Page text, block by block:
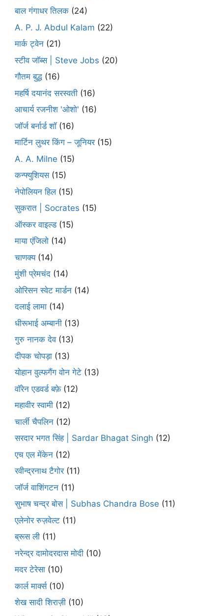
बाल गंगाधर तिलक (24)
A. P. J. Abdul Kalam (22)
मार्क ट्वेन (21)
स्टीव जॉब्स | Steve Jobs (20)
गौतम बुद्ध (16)
महर्षि दयानंद सरस्वती (16)
आचार्य रजनीश 'ओशो' (16)
जॉर्ज बर्नार्ड शॉ(16)
मार्टिन लुथर किंग – जूनियर(15)
A. A. Milne (15)
कन्फ्युशियस(15)
नेपोलियन हिल(15)
सुकरात | Socrates (15)
ऑस्कर वाइल्ड(15)
माया एंजिलो (14)
चाणक्य(14)
मुंशी प्रेमचंद (14)
ओरिसन स्‍वेट मार्डन (14)
दलाई लामा (14)
धीरूभाई अम्बानी (13)
गुरु नानक देव(13)
दीपक चोपड़ा (13)
योहान वुल्फगैंग वोन गेटे (13)
वॉरेन एडवर्ड बफ़े(12)
महावीर स्वामी (12)
चार्ली चैपलिन (12)
सरदार भगत सिंह | Sardar Bhagat Singh (12)
एच एल मेंकेन (12)
रवीन्द्रनाथ टैगोर(11)
जॉर्ज वाशिंगटन (11)
सुभाष चन्द्र बोस | Subhas Chandra Bose (11)
एलेनोर रुज़वेल्ट (11)
ब्रूस ली (11)
नरेन्द्र दामोदरदास मोदी (10)
मदर टेरेसा (10)
कार्ल मार्क्स(10)
शेख सादी शिराज़ी (10)